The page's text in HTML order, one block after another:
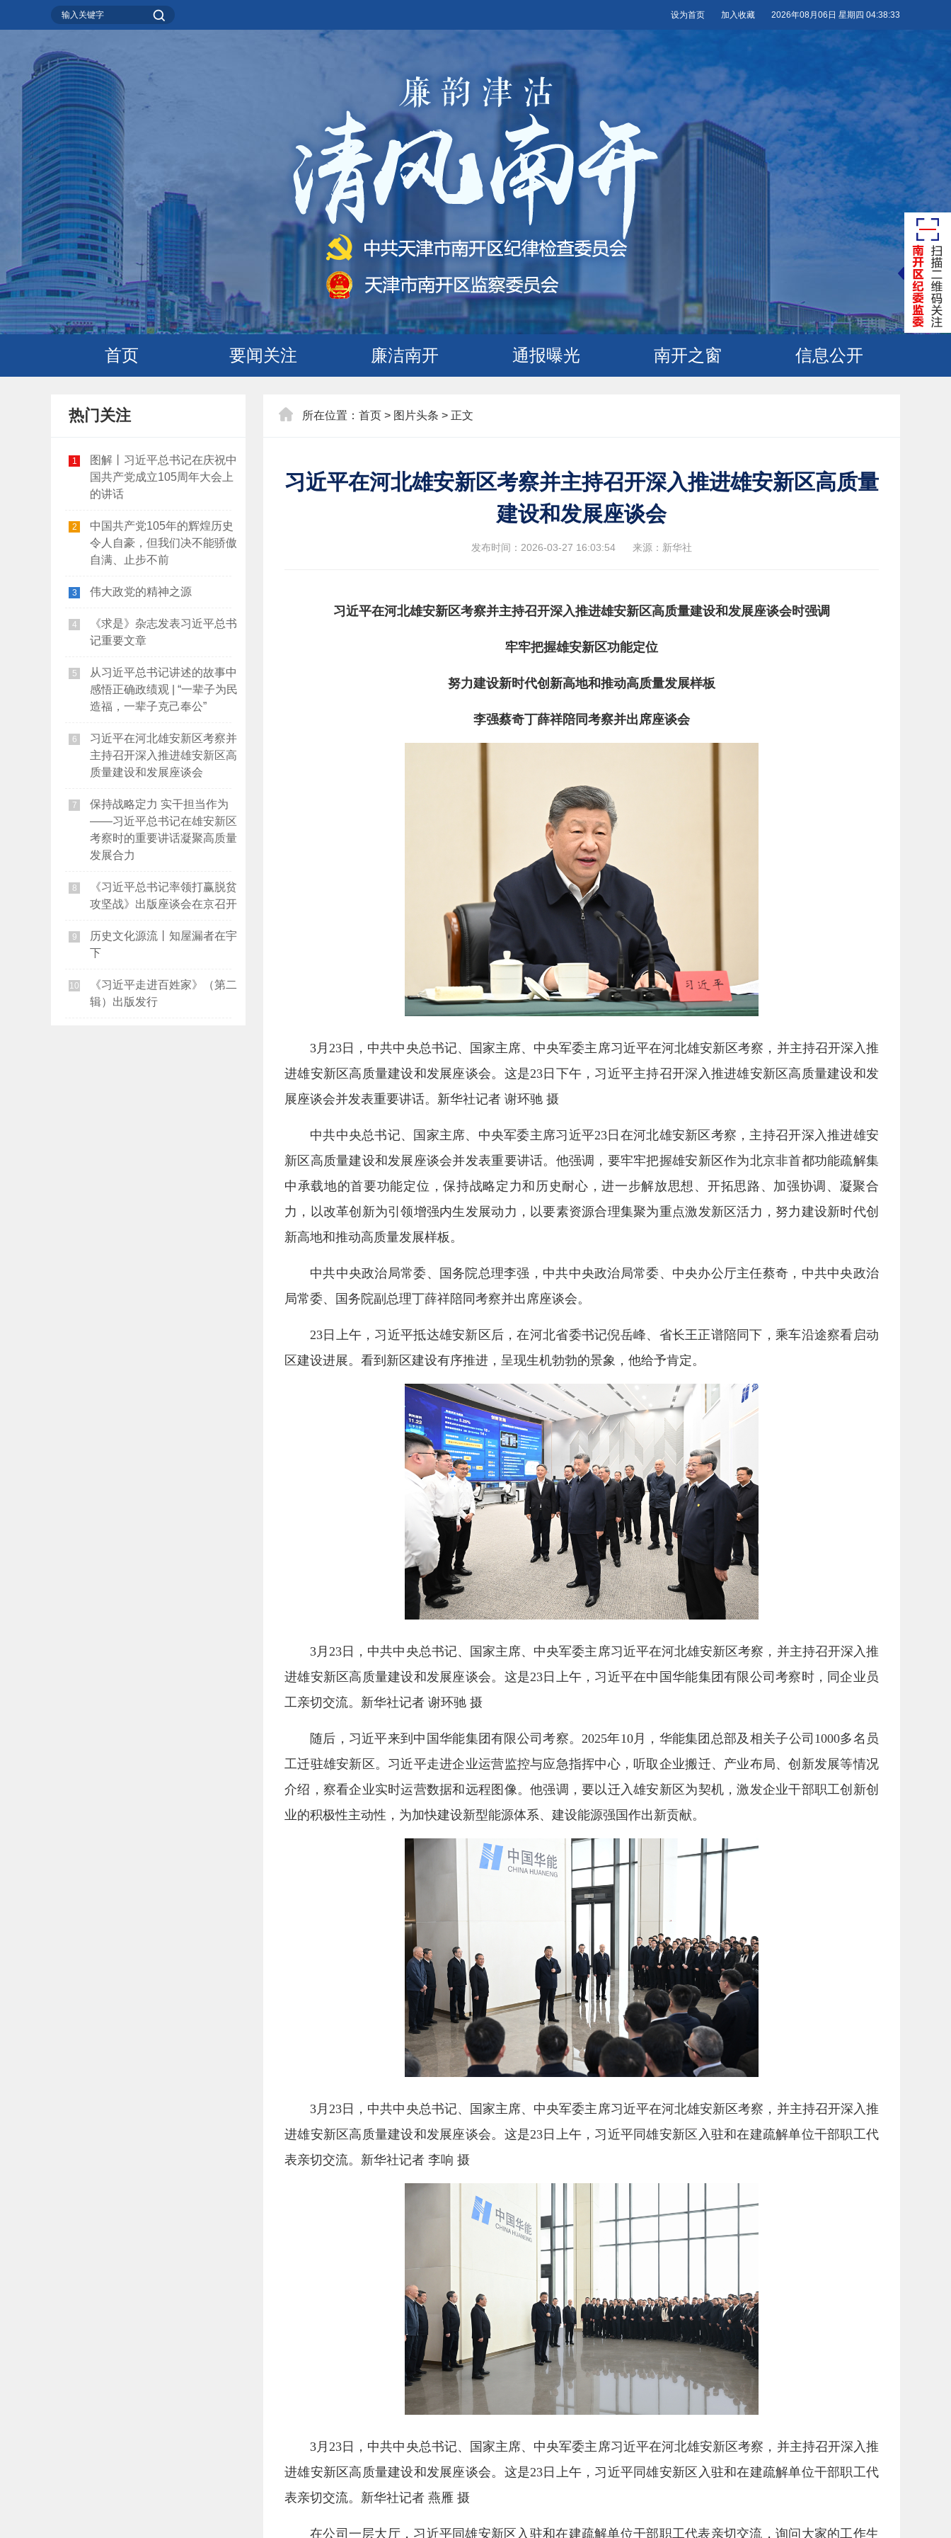
设为首页 加入收藏 2026年08月06日 星期四 04:38:35
首页 要闻关注 廉洁南开 通报曝光 南开之窗 信息公开
热门关注
1
图解丨习近平总书记在庆祝中
国共产党成立105周年大会上
的讲话
2
中国共产党105年的辉煌历史
令人自豪，但我们决不能骄傲
自满、止步不前
3 伟大政党的精神之源
4
《求是》杂志发表习近平总书
记重要文章
5
从习近平总书记讲述的故事中
感悟正确政绩观 | “一辈子为民
造福，一辈子克己奉公”
6
习近平在河北雄安新区考察并
主持召开深入推进雄安新区高
质量建设和发展座谈会
7
保持战略定力 实干担当作为
——习近平总书记在雄安新区
考察时的重要讲话凝聚高质量
发展合力
8
《习近平总书记率领打赢脱贫
攻坚战》出版座谈会在京召开
9
历史文化源流丨知屋漏者在宇
下
10
《习近平走进百姓家》（第二
辑）出版发行
所在位置： 首页 > 图片头条 > 正文
习近平在河北雄安新区考察并主持召开深入推进雄安新区高质量
建设和发展座谈会
发布时间：2026-03-27 16:03:54 来源：新华社
习近平在河北雄安新区考察并主持召开深入推进雄安新区高质量建设和发展座谈会时强调
牢牢把握雄安新区功能定位
努力建设新时代创新高地和推动高质量发展样板
李强蔡奇丁薛祥陪同考察并出席座谈会
3月23日，中共中央总书记、国家主席、中央军委主席习近平在河北雄安新区考察，并主持召开深入推
进雄安新区高质量建设和发展座谈会。这是23日下午，习近平主持召开深入推进雄安新区高质量建设和发
展座谈会并发表重要讲话。新华社记者 谢环驰 摄
中共中央总书记、国家主席、中央军委主席习近平23日在河北雄安新区考察，主持召开深入推进雄安
新区高质量建设和发展座谈会并发表重要讲话。他强调，要牢牢把握雄安新区作为北京非首都功能疏解集
中承载地的首要功能定位，保持战略定力和历史耐心，进一步解放思想、开拓思路、加强协调、凝聚合
力，以改革创新为引领增强内生发展动力，以要素资源合理集聚为重点激发新区活力，努力建设新时代创
新高地和推动高质量发展样板。
中共中央政治局常委、国务院总理李强，中共中央政治局常委、中央办公厅主任蔡奇，中共中央政治
局常委、国务院副总理丁薛祥陪同考察并出席座谈会。
23日上午，习近平抵达雄安新区后，在河北省委书记倪岳峰、省长王正谱陪同下，乘车沿途察看启动
区建设进展。看到新区建设有序推进，呈现生机勃勃的景象，他给予肯定。
3月23日，中共中央总书记、国家主席、中央军委主席习近平在河北雄安新区考察，并主持召开深入推
进雄安新区高质量建设和发展座谈会。这是23日上午，习近平在中国华能集团有限公司考察时，同企业员
工亲切交流。新华社记者 谢环驰 摄
随后，习近平来到中国华能集团有限公司考察。2025年10月，华能集团总部及相关子公司1000多名员
工迁驻雄安新区。习近平走进企业运营监控与应急指挥中心，听取企业搬迁、产业布局、创新发展等情况
介绍，察看企业实时运营数据和远程图像。他强调，要以迁入雄安新区为契机，激发企业干部职工创新创
业的积极性主动性，为加快建设新型能源体系、建设能源强国作出新贡献。
3月23日，中共中央总书记、国家主席、中央军委主席习近平在河北雄安新区考察，并主持召开深入推
进雄安新区高质量建设和发展座谈会。这是23日上午，习近平同雄安新区入驻和在建疏解单位干部职工代
表亲切交流。新华社记者 李响 摄
3月23日，中共中央总书记、国家主席、中央军委主席习近平在河北雄安新区考察，并主持召开深入推
进雄安新区高质量建设和发展座谈会。这是23日上午，习近平同雄安新区入驻和在建疏解单位干部职工代
表亲切交流。新华社记者 燕雁 摄
在公司一层大厅，习近平同雄安新区入驻和在建疏解单位干部职工代表亲切交流，询问大家的工作生